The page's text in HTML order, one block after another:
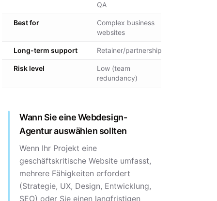
QA
Best for
Complex business
websites
Long-term support Retainer/partnership
Risk level
Low (team
redundancy)
Wann Sie eine Webdesign-
Agentur auswählen sollten
Wenn Ihr Projekt eine
geschäftskritische Website umfasst,
mehrere Fähigkeiten erfordert
(Strategie, UX, Design, Entwicklung,
SEO) oder Sie einen langfristigen